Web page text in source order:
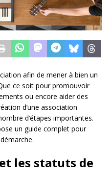
afin de mener à bien un
ce soit pour promouvoir
ou encore aider des
d’une association
d’étapes importantes.
un guide complet pour
les statuts de